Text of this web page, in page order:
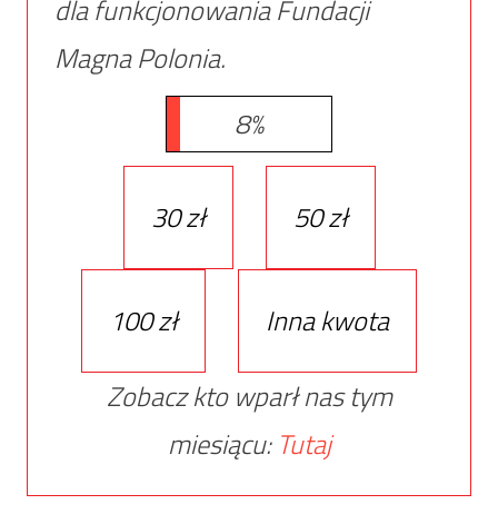
dla funkcjonowania Fundacji
Magna Polonia.
8%
30 zł 50 zł
100 zł
Inna kwota
Zobacz kto wparł nas tym
miesiącu: Tutaj